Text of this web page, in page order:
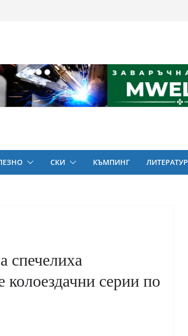
СКИ КЪМПИНГ
спечелиха
колоездачни серии по